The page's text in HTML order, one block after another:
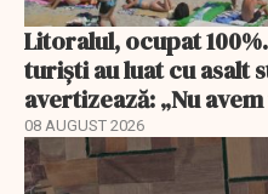
Litoralul, ocupat
turiști au luat cu asalt
avertizează: „Nu
08 AUGUST 2026